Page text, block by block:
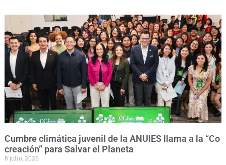
Cumbre climática juvenil de la ANUIES llama a la “Co
creación” para Salvar el Planeta
8 julio, 2026